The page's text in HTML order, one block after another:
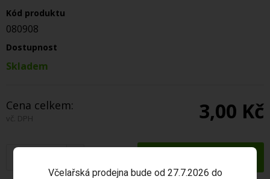
Kód produktu
080908
Dostupnost
Skladem
Cena celkem:
vč. DPH 3,00 Kč
Včelařská prodejna bude od 27.7.2026 do